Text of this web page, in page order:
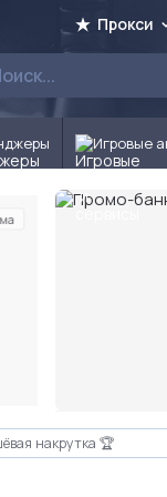
Прокси
Игровые
накрутка 🏆